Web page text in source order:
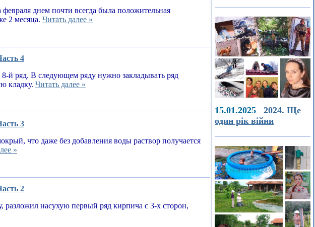
днем почти всегда была положительная
2 месяца. Читать далее »
4
й ряд. В следующем ряду нужно закладывать ряд
кладку. Читать далее »
3
что даже без добавления воды раствор получается
»
2
насухую первый ряд кирпича с 3-х сторон,
15.01.2025 2024. Ще
один рік війни